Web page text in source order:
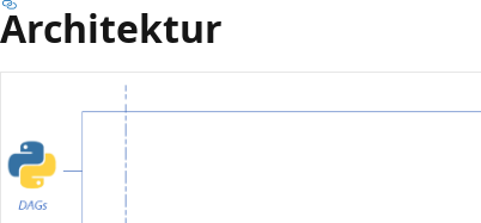
Architektur